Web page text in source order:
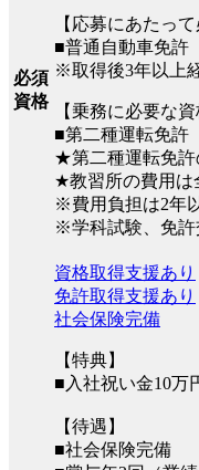
必須
資格
【応募にあたっ
■普通自動車免許
※取得後3年以上
【乗務に必要な資
■第二種運転免許
★第二種運転免許
★教習所の費用は
※費用負担は2年
※学科試験、免許
資格取得支援あり
免許取得支援あり
社会保険完備
【特典】
■入社祝い金10万
【待遇】
■社会保険完備